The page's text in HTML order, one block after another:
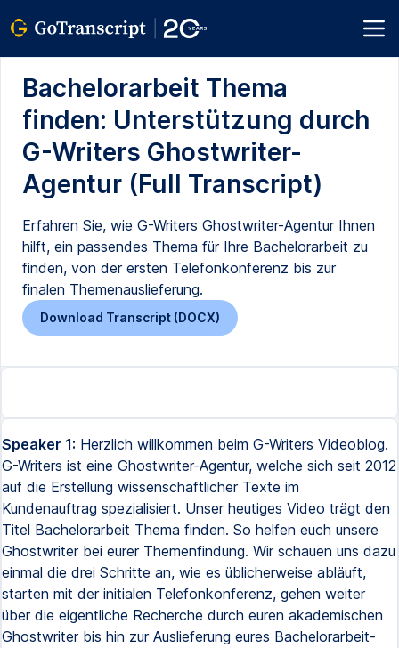
Bachelorarbeit Thema
finden: Unterstützung durch
G-Writers Ghostwriter-
Agentur (Full Transcript)
Erfahren Sie, wie G-Writers Ghostwriter-Agentur Ihnen
hilft, ein passendes Thema für Ihre Bachelorarbeit zu
finden, von der ersten Telefonkonferenz bis zur
finalen Themenauslieferung.
Download Transcript (DOCX)
Speaker 1: Herzlich willkommen beim G-Writers Videoblog.
G-Writers ist eine Ghostwriter-Agentur, welche sich seit 2012
auf die Erstellung wissenschaftlicher Texte im
Kundenauftrag spezialisiert. Unser heutiges Video trägt den
Titel Bachelorarbeit Thema finden. So helfen euch unsere
Ghostwriter bei eurer Themenfindung. Wir schauen uns dazu
einmal die drei Schritte an, wie es üblicherweise abläuft,
starten mit der initialen Telefonkonferenz, gehen weiter
über die eigentliche Recherche durch euren akademischen
Ghostwriter bis hin zur Auslieferung eures Bachelorarbeit-